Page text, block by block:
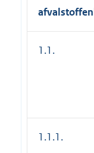
1.1.
1.1.1.